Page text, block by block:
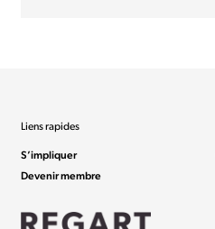
Liens rapides
S’impliquer
Devenir membre